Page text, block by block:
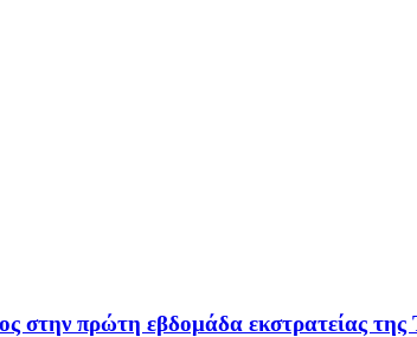
στην πρώτη εβδομάδα εκστρατείας της